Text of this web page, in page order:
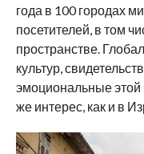
года в 100 городах
посетителей, в том
пространстве.
культур,
эмоциональные
же интерес, как и в